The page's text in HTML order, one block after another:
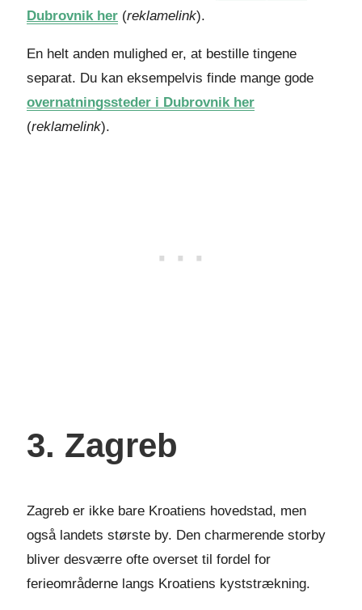
Dubrovnik her (reklamelink).
En helt anden mulighed er, at bestille tingene
separat. Du kan eksempelvis finde mange gode
overnatningssteder i Dubrovnik her
(reklamelink).
3. Zagreb
Zagreb er ikke bare Kroatiens hovedstad, men
også landets største by. Den charmerende storby
bliver desværre ofte overset til fordel for
ferieområderne langs Kroatiens kyststrækning.